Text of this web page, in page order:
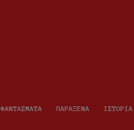
ΦΑΝΤΑΣΜΑΤΑ ΠΑΡΑΞΕΝΑ ΙΣΤΟΡΙΑ